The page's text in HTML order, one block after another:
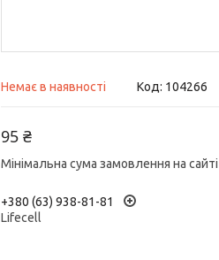
Немає в наявності Код: 104266
95 ₴
Мінімальна сума замовлення на
+380 (63) 938-81-81
Lifecell